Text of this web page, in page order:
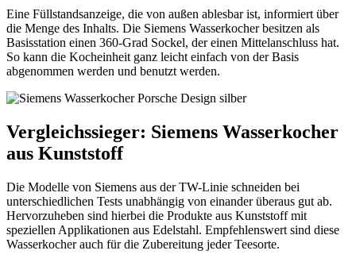
Eine Füllstandsanzeige, die von außen ablesbar ist, informiert über
die Menge des Inhalts. Die Siemens Wasserkocher besitzen als
Basisstation einen 360-Grad Sockel, der einen Mittelanschluss hat.
So kann die Kocheinheit ganz leicht einfach von der Basis
abgenommen werden und benutzt werden.
Vergleichssieger: Siemens Wasserkocher
aus Kunststoff
Die Modelle von Siemens aus der TW-Linie schneiden bei
unterschiedlichen Tests unabhängig von einander überaus gut ab.
Hervorzuheben sind hierbei die Produkte aus Kunststoff mit
speziellen Applikationen aus Edelstahl. Empfehlenswert sind diese
Wasserkocher auch für die Zubereitung jeder Teesorte.